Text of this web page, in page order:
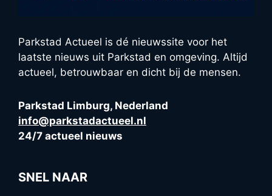
Parkstad Actueel is dé nieuwssite voor het
laatste nieuws uit Parkstad en omgeving. Altijd
actueel, betrouwbaar en dicht bij de mensen.
Parkstad Limburg, Nederland
info@parkstadactueel.nl
24/7 actueel nieuws
SNEL NAAR